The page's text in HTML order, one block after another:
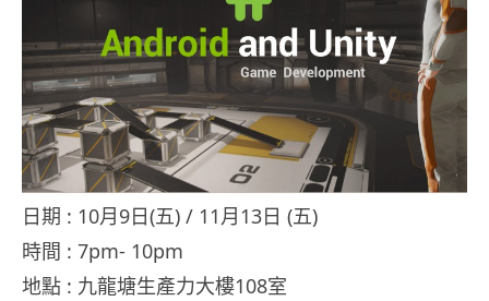
日期 : 10月9日(五) / 11月13日 (五)
時間 : 7pm- 10pm
地點 : 九龍塘生產力大樓108室